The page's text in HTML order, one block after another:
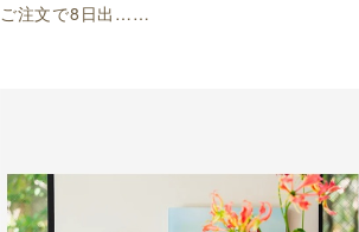
ご注文で8日出……